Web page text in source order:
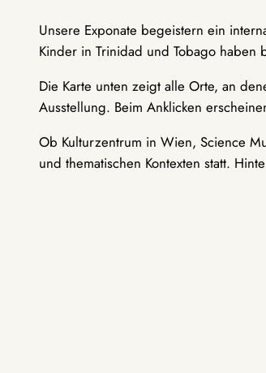
Unsere Exponate begeistern ein
Kinder in Trinidad und Tobago haben
Die Karte unten zeigt alle Orte, an
Ausstellung. Beim Anklicken
Ob Kulturzentrum in Wien, Science
und thematischen Kontexten statt.